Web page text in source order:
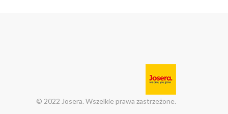
© 2022 Josera. Wszelkie prawa zastrzeżone.